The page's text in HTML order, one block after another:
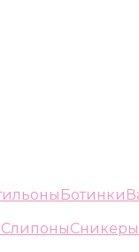
Ботинки
СлипоныСникеры